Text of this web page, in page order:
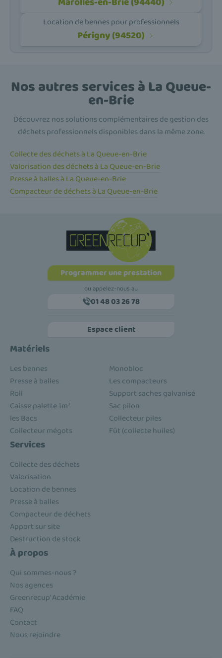
Location de bennes pour professionnels
Périgny (94520)
Nos autres services à La Queue-
en-Brie
Découvrez nos solutions complémentaires de gestion des
déchets professionnels disponibles dans la même zone.
Collecte des déchets à La Queue-en-Brie
Valorisation des déchets à La Queue-en-Brie
Presse à balles à La Queue-en-Brie
Compacteur de déchets à La Queue-en-Brie
Programmer une prestation
ou appelez-nous au
01 48 03 26 78
Espace client
Matériels
Les bennes
Monobloc
Presse à balles
Les compacteurs
Roll
Support saches galvanisé
Caisse palette 1m³
Sac pilon
les Bacs
Collecteur piles
Collecteur mégots
Fût (collecte huiles)
Services
Collecte des déchets
Valorisation
Location de bennes
Presse à balles
Compacteur de déchets
Apport sur site
Destruction de stock
À propos
Qui sommes-nous ?
Nos agences
Greenrecup' Académie
FAQ
Contact
Nous rejoindre